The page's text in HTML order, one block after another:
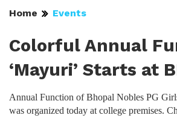
Home Events
Colorful Annual
‘Mayuri’ Starts at
Annual Function of Bhopal Nobles PG
was organized today at college premises.